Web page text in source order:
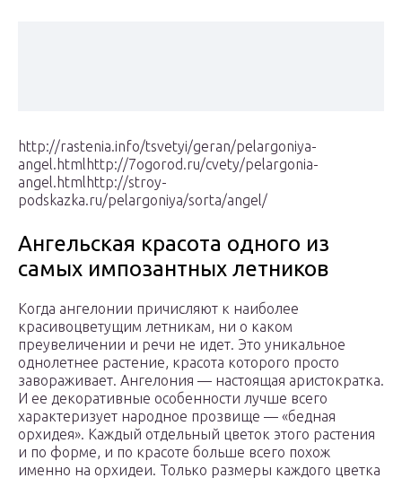
http://rastenia.info/tsvetyi/geran/pelargoniya-
angel.htmlhttp://7ogorod.ru/cvety/pelargonia-
angel.htmlhttp://stroy-
podskazka.ru/pelargoniya/sorta/angel/
Ангельская красота одного из
самых импозантных летников
Когда ангелонии причисляют к наиболее
красивоцветущим летникам, ни о каком
преувеличении и речи не идет. Это уникальное
однолетнее растение, красота которого просто
завораживает. Ангелония — настоящая аристократка.
И ее декоративные особенности лучше всего
характеризует народное прозвище — «бедная
орхидея». Каждый отдельный цветок этого растения
и по форме, и по красоте больше всего похож
именно на орхидеи. Только размеры каждого цветка